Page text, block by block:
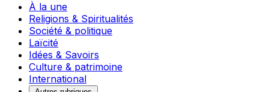
À la une
Religions & Spiritualités
Société & politique
Laïcité
Idées & Savoirs
Culture & patrimoine
International